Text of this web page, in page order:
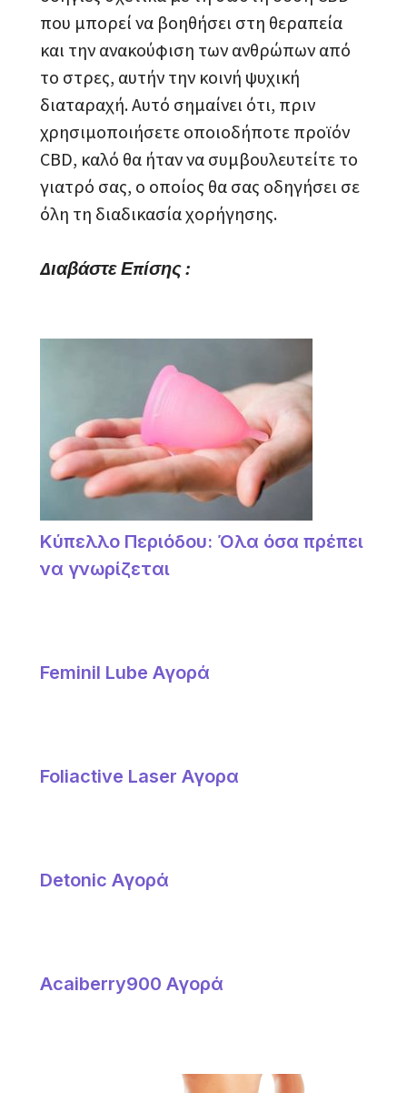
που μπορεί να βοηθήσει στη θεραπεία
και την ανακούφιση των ανθρώπων από
το στρες, αυτήν την κοινή ψυχική
διαταραχή. Αυτό σημαίνει ότι, πριν
χρησιμοποιήσετε οποιοδήποτε προϊόν
CBD, καλό θα ήταν να συμβουλευτείτε το
γιατρό σας, ο οποίος θα σας οδηγήσει σε
όλη τη διαδικασία χορήγησης.
Διαβάστε Επίσης :
Κύπελλο Περιόδου: Όλα όσα πρέπει
να γνωρίζεται
Feminil Lube Αγορά
Foliactive Laser Αγορα
Detonic Αγορά
Acaiberry900 Αγορά